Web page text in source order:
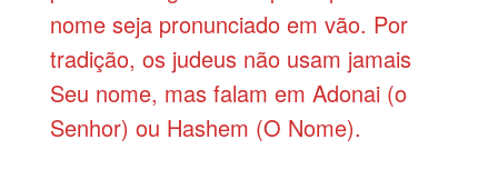
nome seja pronunciado em vão. Por
tradição, os judeus não usam jamais
Seu nome, mas falam em Adonai (o
Senhor) ou Hashem (O Nome).